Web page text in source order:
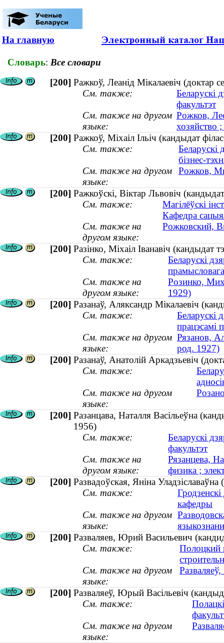
На главную
Словарь: Все словари
[200] Ражкоў, Леанід Мікалаевіч (доктар
См. также:
Беларускі
факультэт
См. также на другом
языке:
Рожков,
хозяйство
[200] Ражкоў, Міхаіл Ільіч (кандыдат
См. также:
Беларускі
бізнес-
См. также на другом
языке:
Рожков,
[200] Ражкоўскі, Віктар Львовіч
См. также:
Магілёўскі
Кафедра
См. также на
другом языке:
Рожковский,
[200] Разінко, Міхаіл Іванавіч (кандыдат
См. также:
Беларускі
См. также на
другом языке:
Розинко,
1929)
[200] Разанаў, Аляксандр Мікалаевіч
См. также:
Беларускі
працэсамі
См. также на другом
языке:
Рязанов,
род. 1927)
[200] Разанаў, Анатолій Аркадзьевіч
См. также:
См. также на другом
языке:
[200] Разанцава, Наталля Васільеўна
1956)
См. также:
Беларускі
факультэт
См. также на
другом языке:
Рязанцева,
физика ;
[200] Развадоўская, Яніна
См. также:
кафедры
См. также на другом
языке:
[200] Разваляев, Юрий Васильевич
См. также:
Полоцкий
См. также на другом
языке:
[200] Разваляеў, Юрый Васільевіч
См. также:
См. также на другом
языке: